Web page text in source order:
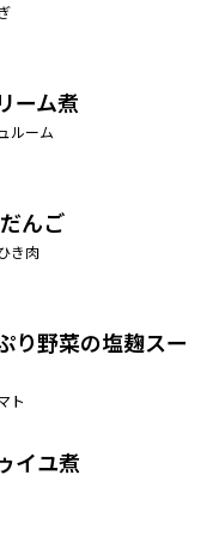
ーム煮
ルーム
んご
き肉
り野菜の塩麹スー
ト
イユ煮